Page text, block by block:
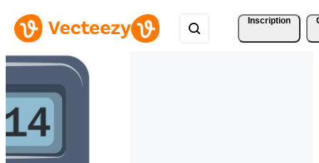
Inscription